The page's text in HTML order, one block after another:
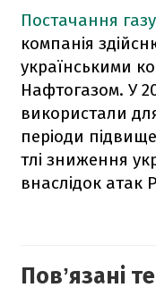
Постачання
компанія
українськими
Нафтогазом. У
використали
періоди
тлі зниження
внаслідок атак
Повʼязані